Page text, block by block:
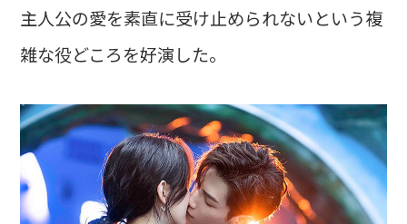
主人公の愛を素直に受け止められないという複
雑な役どころを好演した。